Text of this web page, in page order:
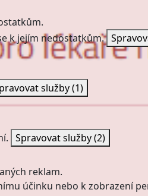
k jejím nedostatkům.
služby(1)
Spravovat služby(2)
reklam.
účinku nebo k zobrazení